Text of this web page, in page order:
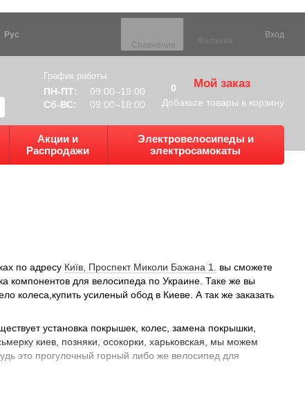
Рус
Сравнение
Желания
Вход
График работы:
ПН-ПТ:
09:00–19:00
Сб-ВС:
09:00–18:00
0 Мой заказ
Добавьте товары в корзину
Акции и
Распродажи
Электровелосипеды и
электросамокаты
по адресу Київ, Проспект Миколи Бажана 1.
вы сможете
компонентов для велосипеда по Украине. Таке же вы
колеса,купить усиленый обод в Киеве. А так же заказать
установка покрышек, колес, замена покрышки,
киев, позняки, осокорки, харьковская, мы можем
это прогулочный горный либо же велосипед для